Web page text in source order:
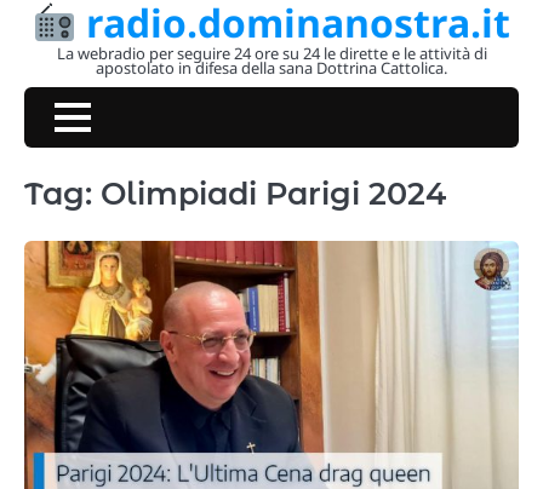
Skip
radio.dominanostra.it
La webradio per seguire 24 ore su 24 le dirette e le attività di
apostolato in difesa della sana Dottrina Cattolica.
Tag: Olimpiadi Parigi 2024